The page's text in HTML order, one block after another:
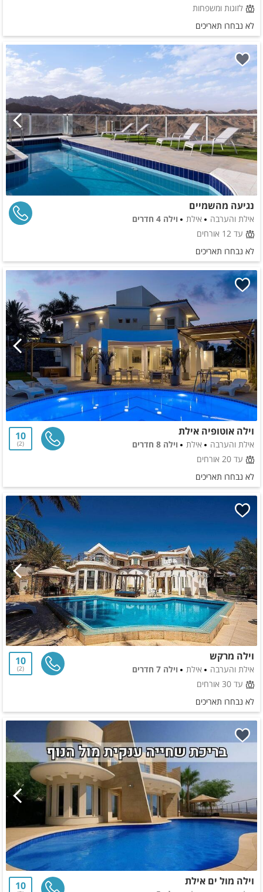
לזוגות ומשפחות
לא נבחרו תאריכים
נגיעה מהשמיים
אילת והערבה אילת
וילה 4 חדרים
עד 12 אורחים
לא נבחרו תאריכים
וילה אוטופיה אילת
אילת והערבה אילת
וילה 8 חדרים
עד 20 אורחים
10
2
לא נבחרו תאריכים
וילה מרקש
אילת והערבה אילת
וילה 7 חדרים
עד 30 אורחים
10
2
לא נבחרו תאריכים
וילה מול ים אילת 10